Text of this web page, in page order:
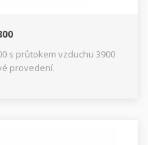
s průtokem vzduchu 3900
provedení.